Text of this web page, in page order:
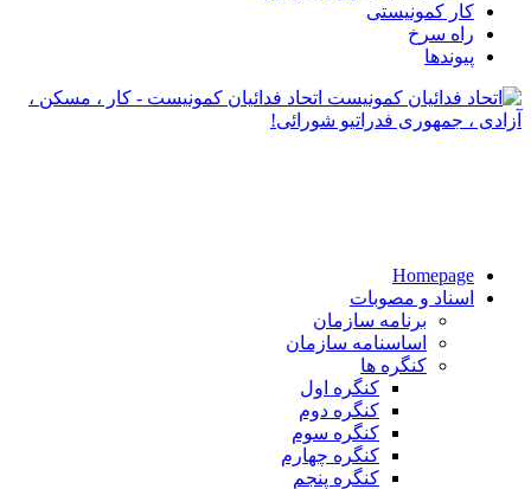
کار کمونیستی
راه سرخ
پیوندها
اتحاد فدائیان کمونیست - کار ، مسکن ،
آزادی ، جمهوری فدراتیو شورائی!
Homepage
اسناد و مصوبات
برنامه سازمان
اساسنامه سازمان
کنگره ها
کنگره اول
کنگره دوم
کنگره سوم
کنگره چهارم
کنگره پنجم